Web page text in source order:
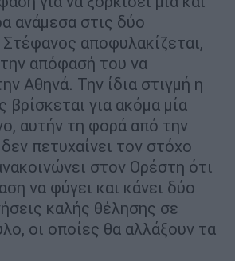
ανάμεσα στις δύο
Στέφανος αποφυλακίζεται,
απόφασή του να
Αθηνά. Την ίδια στιγμή η
για ακόμα μία
αυτήν τη φορά από την
πετυχαίνει τον στόχο
στον Ορέστη ότι
να φύγει και κάνει δύο
καλής θέλησης σε
οι οποίες θα αλλάξουν τα